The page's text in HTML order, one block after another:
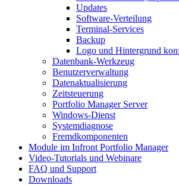
Updates
Software-Verteilung
Terminal-Services
Backup
Logo und Hintergrund
Datenbank-Werkzeug
Benutzerverwaltung
Datenaktualisierung
Zeitsteuerung
Portfolio Manager Server
Windows-Dienst
Systemdiagnose
Fremdkomponenten
Module im Infront Portfolio Manager
Video-Tutorials und Webinare
FAQ und Support
Downloads